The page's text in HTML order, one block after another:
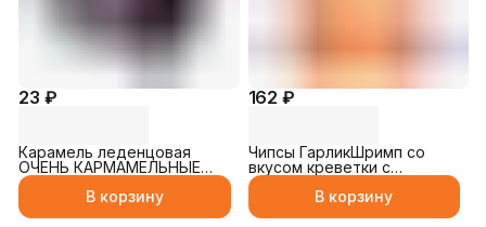
23 ₽
Карамель леденцовая
ОЧЕНЬ КАРМАМЕЛЬНЫЕ
ДЕЛА чёрная со вкусом
колы 10грВ корзину
162 ₽
Чипсы ГарликШримп со
вкусом креветки с
чесночным маслом 25гр
В корзину